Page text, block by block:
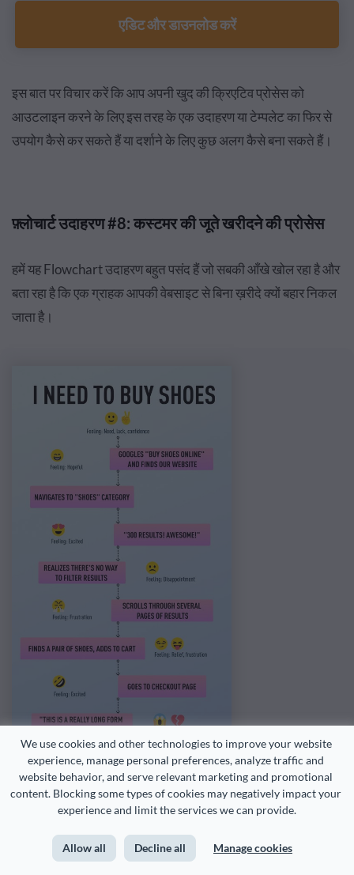
We use cookies and other technologies to improve your website
experience, manage personal preferences, analyze traffic and
website behavior, and serve relevant marketing and promotional
content. Blocking some types of cookies may negatively impact your
experience and limit the services we can provide.
Allow all Decline all Manage cookies
एडिट और डाउनलोड करें
इस बात पर विचार करें कि आप अपनी खुद की क्रिएटिव प्रोसेस को
आउटलाइन करने के लिए इस तरह के एक उदाहरण या टेम्पलेट का फिर से
उपयोग कैसे कर सकते हैं या दर्शाने के लिए कुछ अलग कैसे बना सकते हैं।
फ़्लोचार्ट उदाहरण #8: कस्टमर की जूते खरीदने की प्रोसेस
हमें यह Flowchart उदाहरण बहुत पसंद हैं जो सबकी आँखे खोल रहा है और
बता रहा है कि एक ग्राहक आपकी वेबसाइट से बिना ख़रीदे क्यों बहार निकल
जाता है।
Image Source